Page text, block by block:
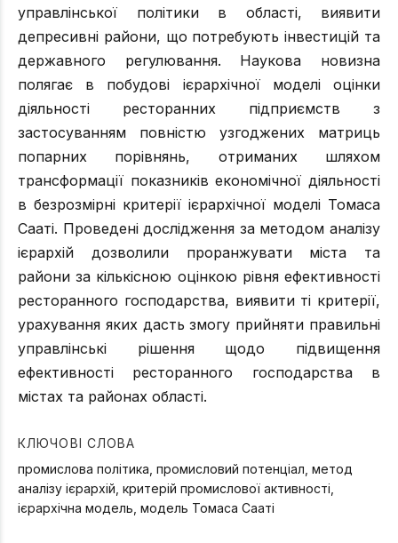
управлінської політики в області, виявити
депресивні райони, що потребують інвестицій та
державного регулювання. Наукова новизна
полягає в побудові ієрархічної моделі оцінки
діяльності ресторанних підприємств з
застосуванням повністю узгоджених матриць
попарних порівнянь, отриманих шляхом
трансформації показників економічної діяльності
в безрозмірні критерії ієрархічної моделі Томаса
Сааті. Проведені дослідження за методом аналізу
ієрархій дозволили проранжувати міста та
райони за кількісною оцінкою рівня ефективності
ресторанного господарства, виявити ті критерії,
урахування яких дасть змогу прийняти правильні
управлінські рішення щодо підвищення
ефективності ресторанного господарства в
містах та районах області.
КЛЮЧОВІ СЛОВА
промислова політика, промисловий потенціал, метод
аналізу ієрархій, критерій промислової активності,
ієрархічна модель, модель Томаса Сааті